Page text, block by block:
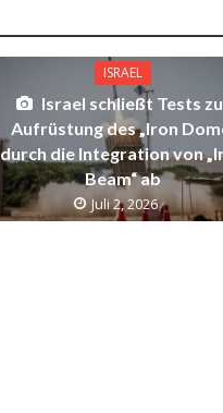
ISRAEL
Israel schließt Tests
Aufrüstung des „Iron
durch die Integration von
Beam“ ab
Juli 2, 2026